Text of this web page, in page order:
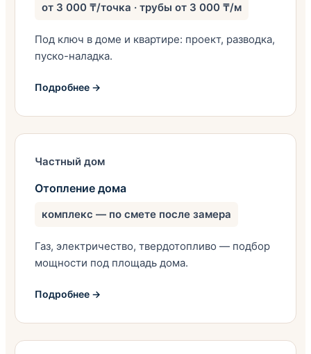
от 3 000 ₸/точка · трубы от 3 000 ₸/м
Под ключ в доме и квартире: проект, разводка,
пуско-наладка.
Подробнее →
Частный дом
Отопление дома
комплекс — по смете после замера
Газ, электричество, твердотопливо — подбор
мощности под площадь дома.
Подробнее →